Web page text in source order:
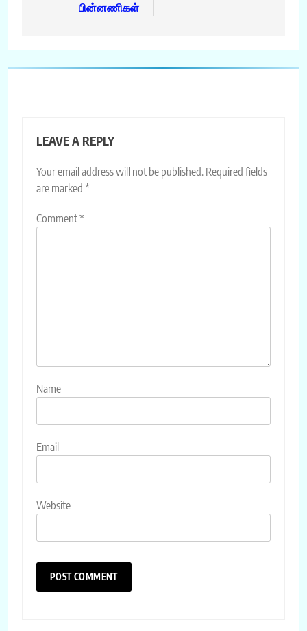
பின்னணிகள்
LEAVE A REPLY
Your email address will not be published. Required fields
are marked *
Comment*
Name
Email
Website